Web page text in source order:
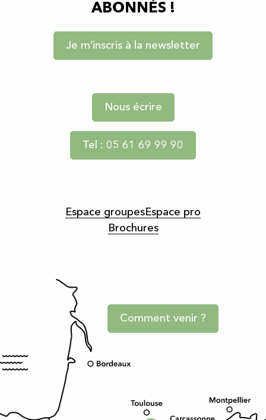
ABONNÉS !
Je m’inscris à la newsletter
Nous écrire
Tel : 05 61 69 99 90
Espace groupesEspace pro
Brochures
Comment venir ?